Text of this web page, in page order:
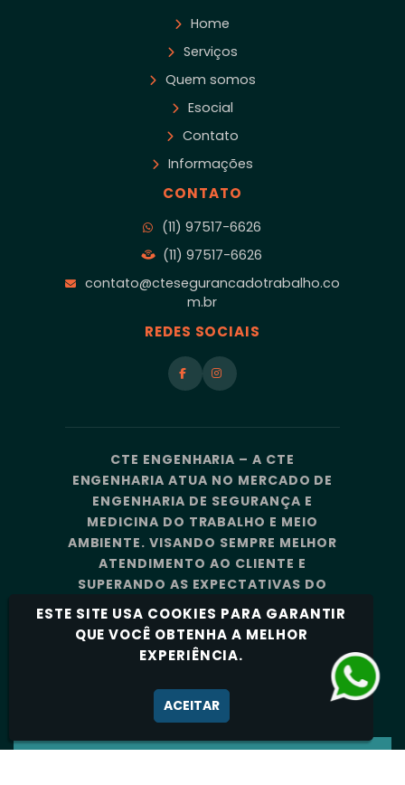
Home
Serviços
Quem somos
Esocial
Contato
Informações
CONTATO
(11) 97517-6626
(11) 97517-6626
contato@ctesegurancadotrabalho.co
m.br
REDES SOCIAIS
CTE ENGENHARIA – A CTE
ENGENHARIA ATUA NO MERCADO DE
ENGENHARIA DE SEGURANÇA E
MEDICINA DO TRABALHO E MEIO
AMBIENTE. VISANDO SEMPRE MELHOR
ATENDIMENTO AO CLIENTE E
SUPERANDO AS EXPECTATIVAS DO
MERCADO, A CTE ENGENHARIA
CONTA COM UMA EQUIPE DE
PROFISSIONAIS ALTAMENTE
Política de Privacidade
ESTE SITE USA COOKIES PARA GARANTIR
QUE VOCÊ OBTENHA A MELHOR
EXPERIÊNCIA.
ACEITAR